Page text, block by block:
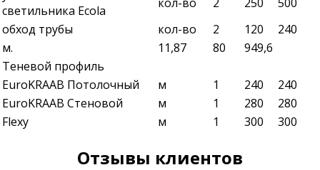
светильника Ecola
обход трубы
кол-во 2 120
240
м.
11,87 80
949,6
Теневой профиль
EuroKRAAB Потолочный
м 1 240
240
EuroKRAAB Стеновой
м 1 280
280
Flexy
м 1 300 300
Отзывы клиентов